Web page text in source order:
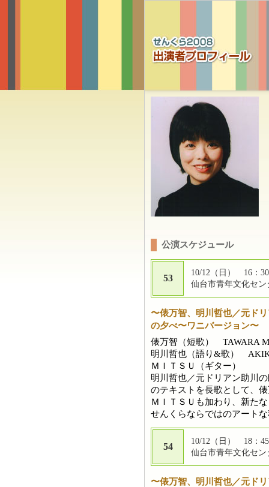
公演スケジュール
53
10/12（日） 16：
仙台市青年文化セ
〜俵万智、明川哲也／元ド
の夕べ〜ワニバージョン〜
俵万智（短歌） TAWARA
明川哲也（語り&歌）
ＭＩＴＳＵ（ギター）
明川哲也／元ドリアン助川
のテキストを長歌として、
ＭＩＴＳＵも加わり、新た
せんくらならではのアート
54
10/12（日） 18：
仙台市青年文化セ
〜俵万智、明川哲也／元ド